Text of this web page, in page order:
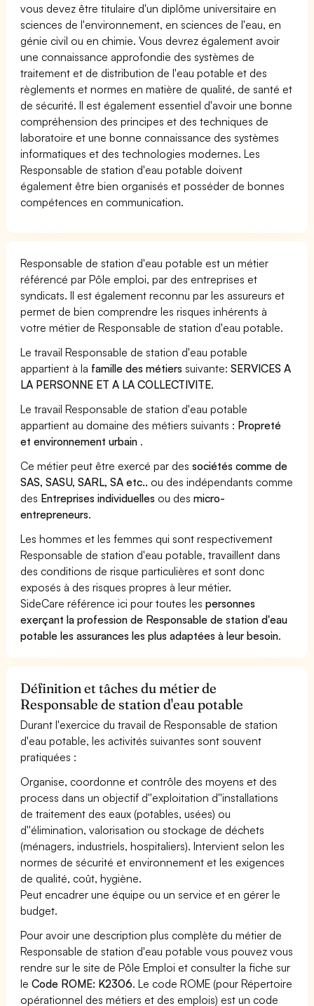
vous devez être titulaire d'un diplôme universitaire en
sciences de l'environnement, en sciences de l'eau, en
génie civil ou en chimie. Vous devrez également avoir
une connaissance approfondie des systèmes de
traitement et de distribution de l'eau potable et des
règlements et normes en matière de qualité, de santé et
de sécurité. Il est également essentiel d'avoir une bonne
compréhension des principes et des techniques de
laboratoire et une bonne connaissance des systèmes
informatiques et des technologies modernes. Les
Responsable de station d'eau potable doivent
également être bien organisés et posséder de bonnes
compétences en communication.
Responsable de station d'eau potable est un métier
référencé par Pôle emploi, par des entreprises et
syndicats. Il est également reconnu par les assureurs et
permet de bien comprendre les risques inhérents à
votre métier de Responsable de station d'eau potable.
Le travail Responsable de station d'eau potable
appartient à la famille des métiers suivante:SERVICES A
LA PERSONNE ET A LA COLLECTIVITE.
Le travail Responsable de station d'eau potable
appartient au domaine des métiers suivants : Propreté
et environnement urbain .
Ce métier peut être exercé par dessociétés comme de
SAS, SASU, SARL, SA etc.. ou des indépendants comme
des Entreprises individuelles ou desmicro-
entrepreneurs.
Les hommes et les femmes qui sont respectivement
Responsable de station d'eau potable, travaillent dans
des conditions de risque particulières et sont donc
exposés à des risques propres à leur métier.
SideCare référence ici pour toutes lespersonnes
exerçant la profession de Responsable de station d'eau
potable les assurances les plus adaptées à leur besoin.
Définition et tâches du métier de
Responsable de station d'eau potable
Durant l'exercice du travail de Responsable de station
d'eau potable, les activités suivantes sont souvent
pratiquées :
Organise, coordonne et contrôle des moyens et des
process dans un objectif d''exploitation d''installations
de traitement des eaux (potables, usées) ou
d''élimination, valorisation ou stockage de déchets
(ménagers, industriels, hospitaliers). Intervient selon les
normes de sécurité et environnement et les exigences
de qualité, coût, hygiène.
Peut encadrer une équipe ou un service et en gérer le
budget.
Pour avoir une description plus complète du métier de
Responsable de station d'eau potable vous pouvez vous
rendre sur le site de Pôle Emploi et consulter la fiche sur
leCode ROME: K2306. Le code ROME (pour Répertoire
opérationnel des métiers et des emplois) est un code